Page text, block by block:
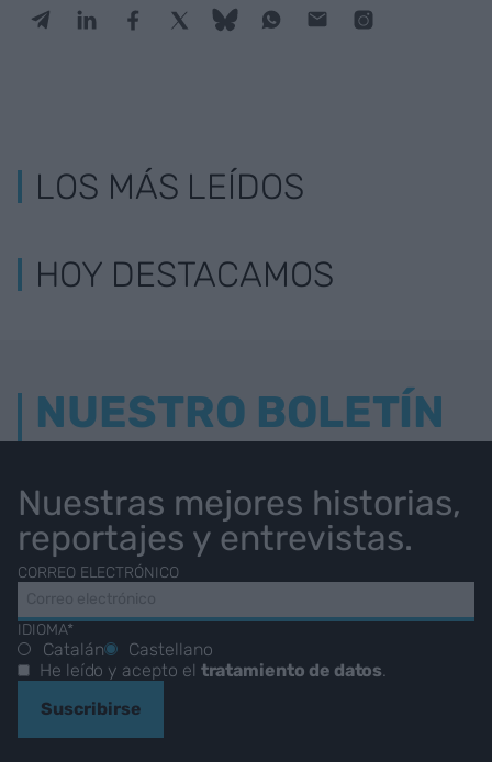
LOS MÁS LEÍDOS
HOY DESTACAMOS
NUESTRO BOLETÍN
Nuestras mejores historias,
reportajes y entrevistas.
CORREO ELECTRÓNICO
IDIOMA*
Catalán
Castellano
He leído y acepto el tratamiento de datos
Suscribirse